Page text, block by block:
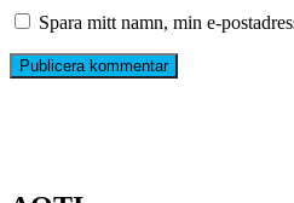
Spara mitt namn, min e-